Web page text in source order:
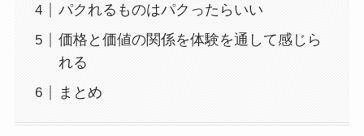
パクれるものはパクったらいい
価格と価値の関係を体験を通して感じら
れる
まとめ